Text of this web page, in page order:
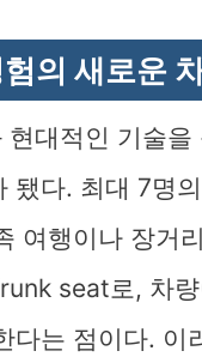
의 새로운
대적인 기술을
됐다. 최대 7명
여행이나 장거
seat로, 차
다는 점이다. 이